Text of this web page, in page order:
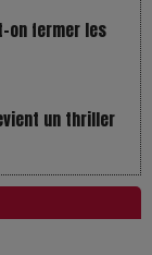
un thriller
l’ère des
tragédie